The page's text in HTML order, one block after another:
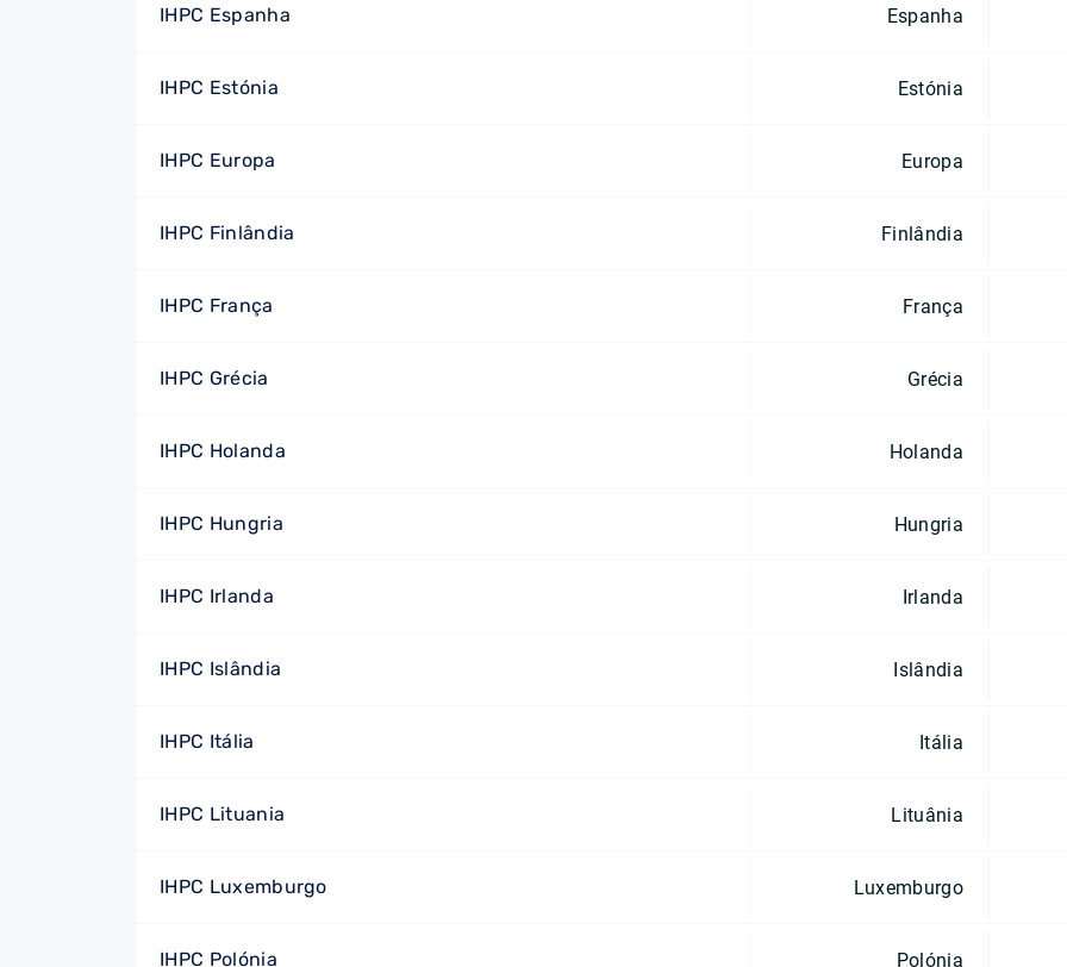
IHPC Espanha Espanha
IHPC Estónia Estónia
IHPC Europa Europa
IHPC Finlândia Finlândia
IHPC França França
IHPC Grécia Grécia
IHPC Holanda Holanda
IHPC Hungria Hungria
IHPC Irlanda Irlanda
IHPC Islândia Islândia
IHPC Itália Itália
IHPC Lituania Lituânia
IHPC Luxemburgo Luxemburgo
IHPC Polónia Polónia